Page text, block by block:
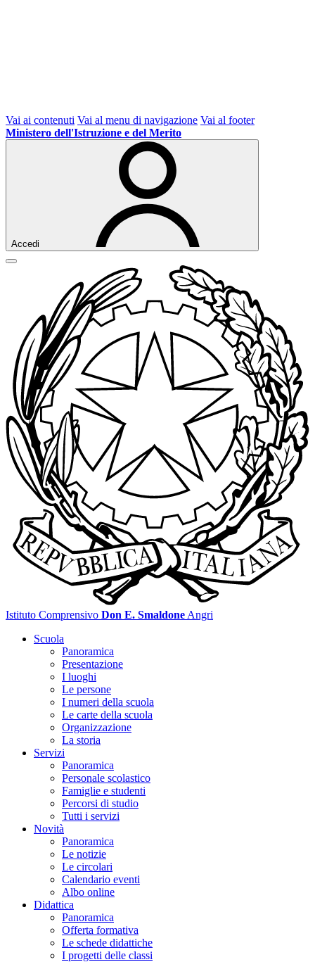
Vai ai contenuti Vai al menu di navigazione Vai al footer
Ministero dell'Istruzione e del Merito
Accedi
Istituto Comprensivo Don E. Smaldone Angri
Scuola
Panoramica
Presentazione
I luoghi
Le persone
I numeri della scuola
Le carte della scuola
Organizzazione
La storia
Servizi
Panoramica
Personale scolastico
Famiglie e studenti
Percorsi di studio
Tutti i servizi
Novità
Panoramica
Le notizie
Le circolari
Calendario eventi
Albo online
Didattica
Panoramica
Offerta formativa
Le schede didattiche
I progetti delle classi